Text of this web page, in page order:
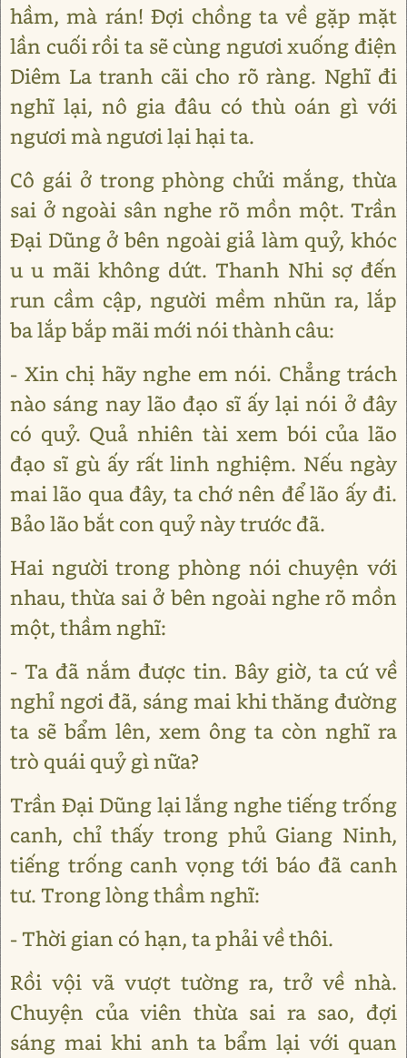
hầm, mà rán! Đợi chồng ta về gặp mặt
lần cuối rồi ta sẽ cùng ngươi xuống điện
Diêm La tranh cãi cho rõ ràng. Nghĩ đi
nghĩ lại, nô gia đâu có thù oán gì với
ngươi mà ngươi lại hại ta.
Cô gái ở trong phòng chửi mắng, thừa
sai ở ngoài sân nghe rõ mồn một. Trần
Đại Dũng ở bên ngoài giả làm quỷ, khóc
u u mãi không dứt. Thanh Nhi sợ đến
run cầm cập, người mềm nhũn ra, lắp
ba lắp bắp mãi mới nói thành câu:
- Xin chị hãy nghe em nói. Chẳng trách
nào sáng nay lão đạo sĩ ấy lại nói ở đây
có quỷ. Quả nhiên tài xem bói của lão
đạo sĩ gù ấy rất linh nghiệm. Nếu ngày
mai lão qua đây, ta chớ nên để lão ấy đi.
Bảo lão bắt con quỷ này trước đã.
Hai người trong phòng nói chuyện với
nhau, thừa sai ở bên ngoài nghe rõ mồn
một, thầm nghĩ:
- Ta đã nắm được tin. Bây giờ, ta cứ về
nghỉ ngơi đã, sáng mai khi thăng đường
ta sẽ bẩm lên, xem ông ta còn nghĩ ra
trò quái quỷ gì nữa?
Trần Đại Dũng lại lắng nghe tiếng trống
canh, chỉ thấy trong phủ Giang Ninh,
tiếng trống canh vọng tới báo đã canh
tư. Trong lòng thầm nghĩ:
- Thời gian có hạn, ta phải về thôi.
Rồi vội vã vượt tường ra, trở về nhà.
Chuyện của viên thừa sai ra sao, đợi
sáng mai khi anh ta bẩm lại với quan